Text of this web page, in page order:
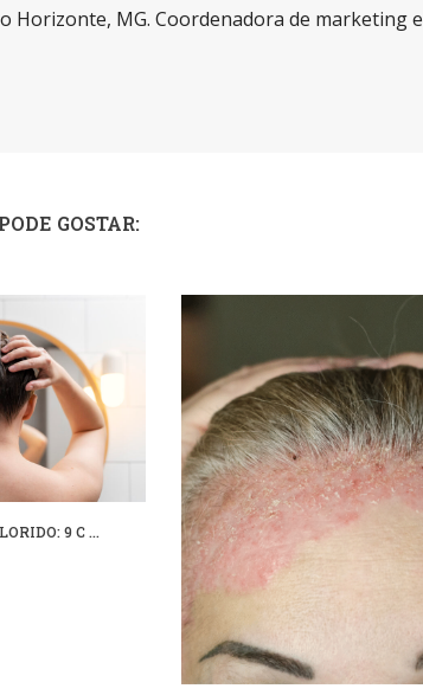
Horizonte, MG. Coordenadora de marketing e
GOSTAR:
9 C ...